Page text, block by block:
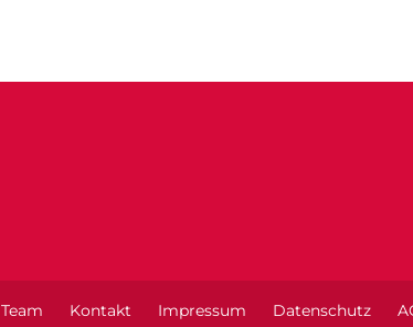
Team Kontakt Impressum Datenschutz